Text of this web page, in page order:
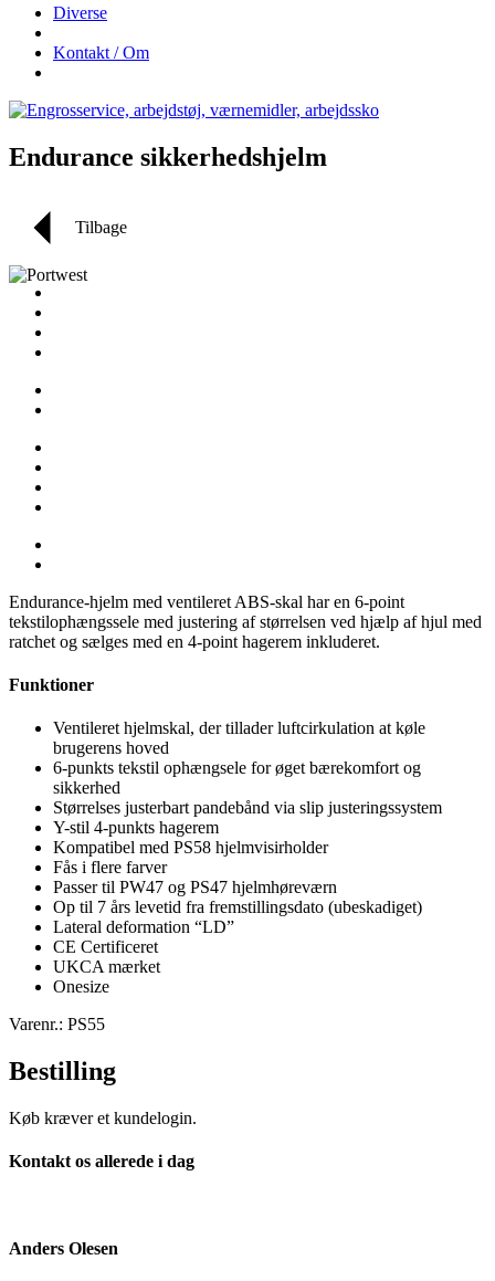
Diverse
Kontakt / Om
Endurance sikkerhedshjelm
Tilbage
Endurance-hjelm med ventileret ABS-skal har en 6-point
tekstilophængssele med justering af størrelsen ved hjælp af hjul med
ratchet og sælges med en 4-point hagerem inkluderet.
Funktioner
Ventileret hjelmskal, der tillader luftcirkulation at køle
brugerens hoved
6-punkts tekstil ophængsele for øget bærekomfort og
sikkerhed
Størrelses justerbart pandebånd via slip justeringssystem
Y-stil 4-punkts hagerem
Kompatibel med PS58 hjelmvisirholder
Fås i flere farver
Passer til PW47 og PS47 hjelmhøreværn
Op til 7 års levetid fra fremstillingsdato (ubeskadiget)
Lateral deformation “LD”
CE Certificeret
UKCA mærket
Onesize
Varenr.: PS55
Bestilling
Køb kræver et kundelogin.
Kontakt os allerede i dag
Anders Olesen